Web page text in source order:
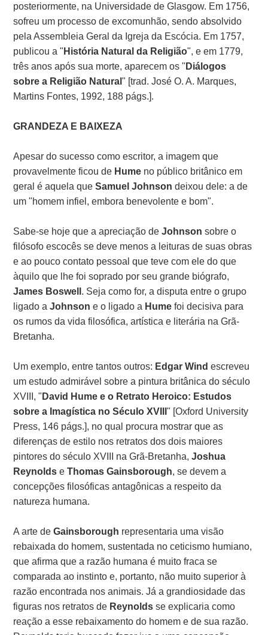
posteriormente, na Universidade de Glasgow. Em 1756,
sofreu um processo de excomunhão, sendo absolvido
pela Assembleia Geral da Igreja da Escócia. Em 1757,
publicou a " História Natural da Religião", e em 1779,
três anos após sua morte, aparecem os " Diálogos
sobre a Religião Natural" [trad. José O. A. Marques,
Martins Fontes, 1992, 188 págs.].
GRANDEZA E BAIXEZA
Apesar do sucesso como escritor, a imagem que
provavelmente ficou de Hume no público britânico em
geral é aquela queSamuel Johnsondeixou dele: a de
um "homem infiel, embora benevolente e bom".
Sabe-se hoje que a apreciação deJohnsonsobre o
filósofo escocês se deve menos a leituras de suas obras
e ao pouco contato pessoal que teve com ele do que
àquilo que lhe foi soprado por seu grande biógrafo,
James Boswell . Seja como for, a disputa entre o grupo
ligado aJohnsone o ligado a Humefoi decisiva para
os rumos da vida filosófica, artística e literária na Grã-
Bretanha.
Um exemplo, entre tantos outros: Edgar Wind escreveu
um estudo admirável sobre a pintura britânica do século
XVIII, " David Hume e o Retrato Heroico: Estudos
sobre a Imagística no Século XVIII" [Oxford University
Press, 146 págs.], no qual procura mostrar que as
diferenças de estilo nos retratos dos dois maiores
pintores do século XVIII na Grã-Bretanha,Joshua
Reynolds eThomas Gainsborough, se devem a
concepções filosóficas antagônicas a respeito da
natureza humana.
A arte deGainsborough representaria uma visão
rebaixada do homem, sustentada no ceticismo humiano,
que afirma que a razão humana é muito fraca se
comparada ao instinto e, portanto, não muito superior à
razão encontrada nos animais. Já a grandiosidade das
figuras nos retratos de Reynoldsse explicaria como
reação a esse rebaixamento do homem e de sua razão.